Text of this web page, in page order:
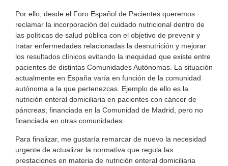
Por ello, desde el Foro Español de Pacientes queremos
reclamar la incorporación del cuidado nutricional dentro de
las políticas de salud pública con el objetivo de prevenir y
tratar enfermedades relacionadas la desnutrición y mejorar
los resultados clínicos evitando la inequidad que existe entre
pacientes de distintas Comunidades Autónomas. La situación
actualmente en España varía en función de la comunidad
autónoma a la que pertenezcas. Ejemplo de ello es la
nutrición enteral domiciliaria en pacientes con cáncer de
páncreas, financiada en la Comunidad de Madrid, pero no
financiada en otras comunidades.
Para finalizar, me gustaría remarcar de nuevo la necesidad
urgente de actualizar la normativa que regula las
prestaciones en materia de nutrición enteral domiciliaria